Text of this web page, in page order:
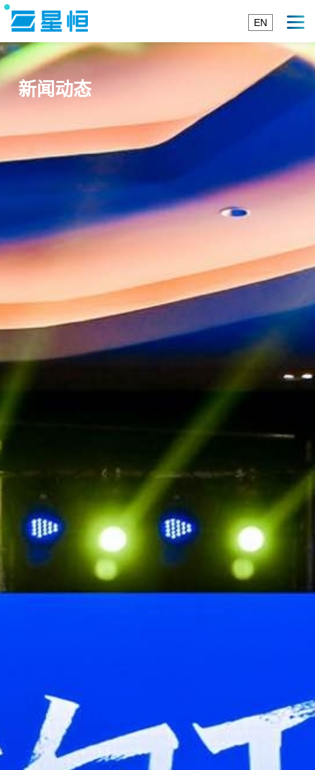
EN
新闻动态